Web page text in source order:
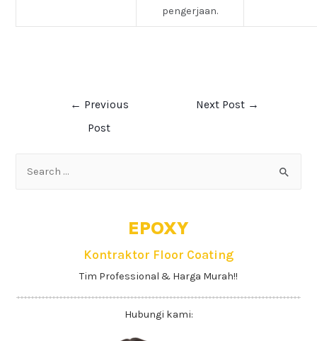
pengerjaan.
← Previous
Post
Next Post →
EPOXY
Kontraktor Floor Coating
Tim Professional & Harga Murah!!
Hubungi kami: